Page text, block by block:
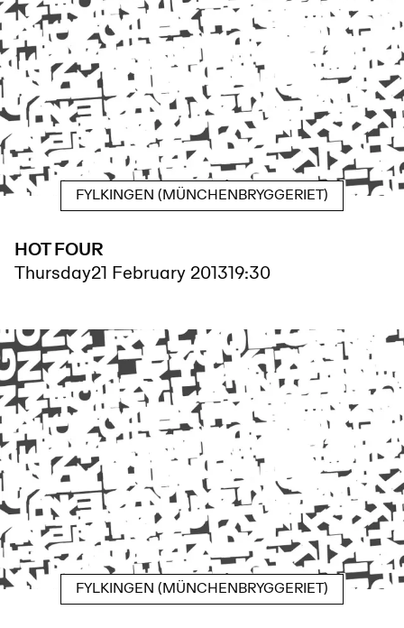
FYLKINGEN (MÜNCHENBRYGGERIET)
HOT FOUR
Thursday21 February 201319:30
FYLKINGEN (MÜNCHENBRYGGERIET)